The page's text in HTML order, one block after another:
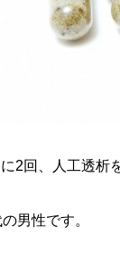
2回、人工透析
男性です。